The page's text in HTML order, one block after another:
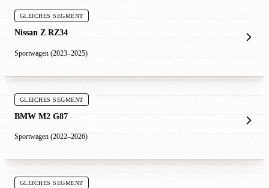
GLEICHES SEGMENT
Nissan Z RZ34
Sportwagen (2023–2025)
GLEICHES SEGMENT
BMW M2 G87
Sportwagen (2022–2026)
GLEICHES SEGMENT